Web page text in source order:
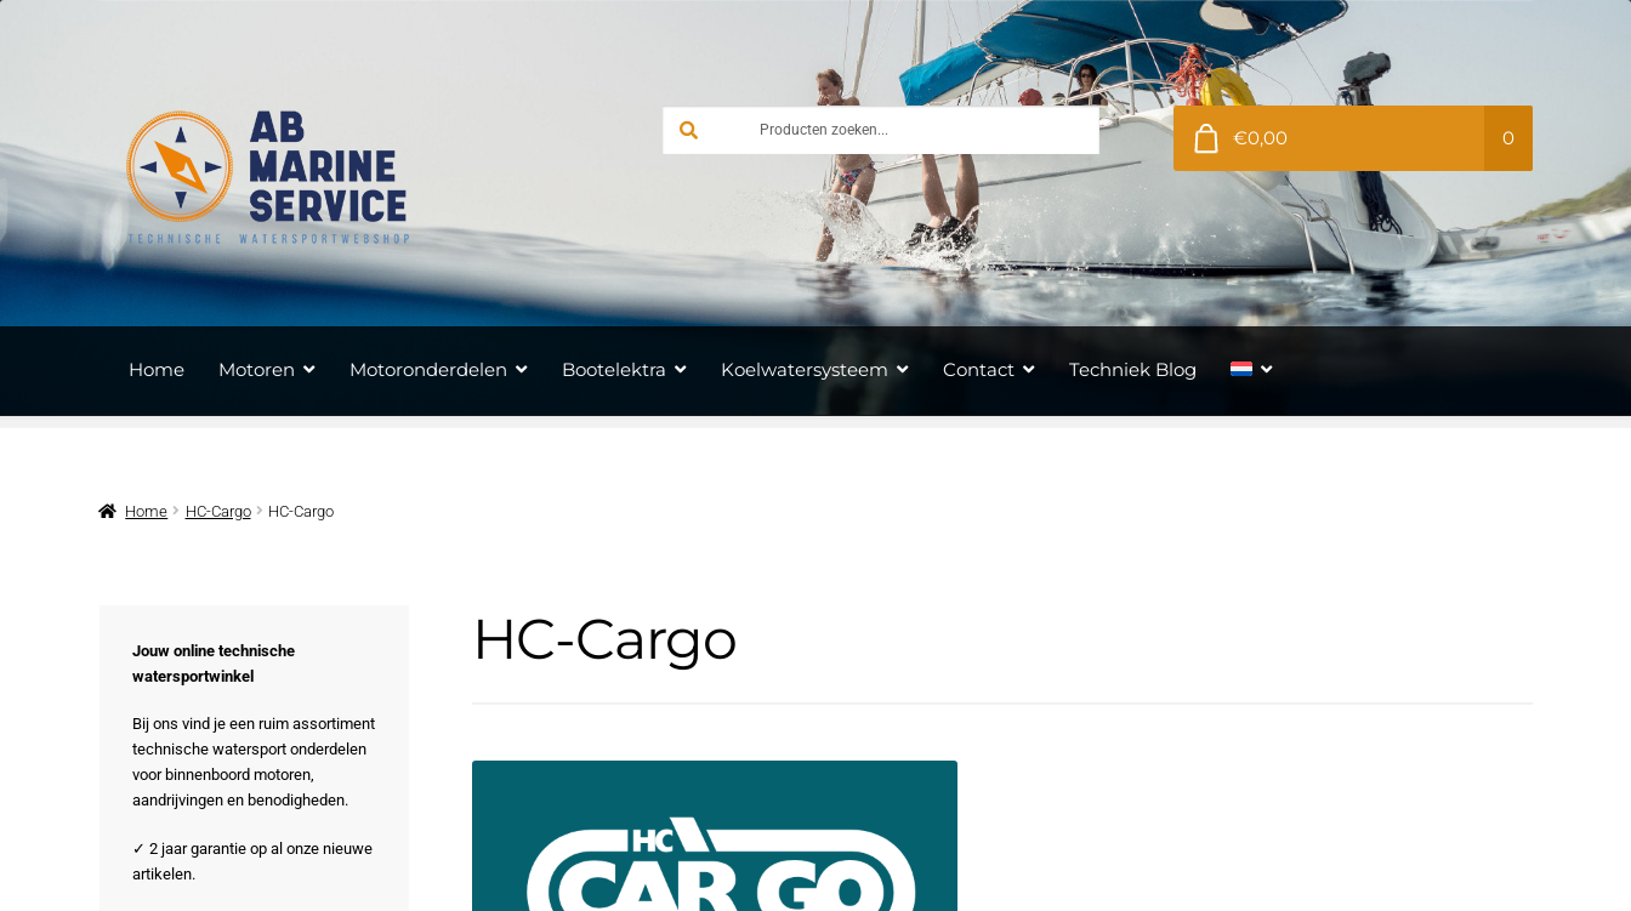
navigatie
inhoud
€0,00 0
Home Motoren Motoronderdelen Bootelektra Koelwatersysteem Contact Techniek Blog
Home HC-Cargo HC-Cargo
HC-Cargo
Jouw online technische
watersportwinkel
Bij ons vind je een ruim assortiment
technische watersport onderdelen
voor binnenboord motoren,
aandrijvingen en benodigheden.
✓ 2 jaar garantie op al onze nieuwe
artikelen.